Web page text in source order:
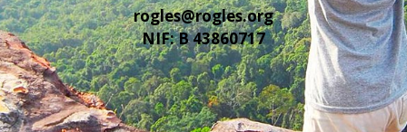
rogles@rogles.org
NIF: B 43860717